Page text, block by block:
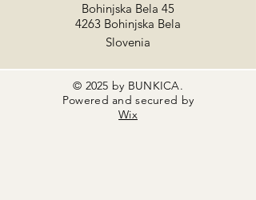
Bohinjska Bela 45
4263 Bohinjska Bela
Slovenia
© 2025 by BUNKICA.
Powered and secured by
Wix